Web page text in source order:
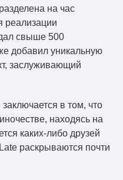
на час
реализации
свыше 500
добавил уникальную
заслуживающий
в том, что
находясь на
каких-либо друзей
раскрываются почти